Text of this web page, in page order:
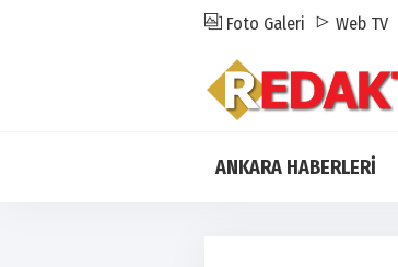
Foto Galeri Web TV
ANKARA HABERLERİ